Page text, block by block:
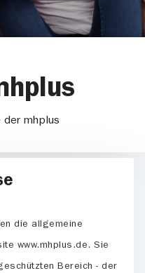
der mhplus
die allgemeine
www.mhplus.de. Sie
Bereich - der